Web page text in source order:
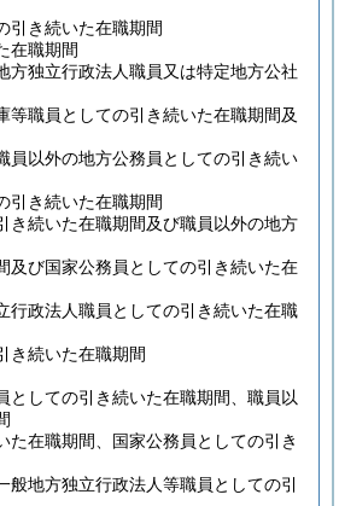
引き続いた在職期間
在職期間
方独立行政法人職員又は特定地方公社
職員としての引き続いた在職期間及
員以外の地方公務員としての引き続い
引き続いた在職期間
き続いた在職期間及び職員以外の地方
及び国家公務員としての引き続いた在
行政法人職員としての引き続いた在職
き続いた在職期間
としての引き続いた在職期間、職員以
在職期間、国家公務員としての引き
地方独立行政法人等職員としての引